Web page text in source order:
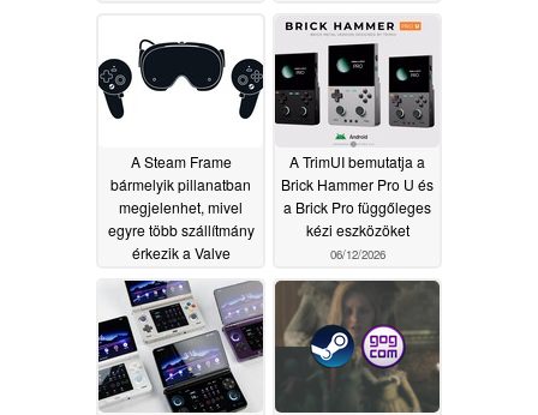
Remote Play
funkcióhoz, és még sok
más újdonságot is
tartalmaz07/10/2026
A Steam Frame
bármelyik pillanatban
megjelenhet, mivel
egyre több szállítmány
érkezik a Valve
06/13/2026
A TrimUI bemutatja a
Brick Hammer Pro U és
a Brick Pro függőleges
kézi eszközöket
06/12/2026